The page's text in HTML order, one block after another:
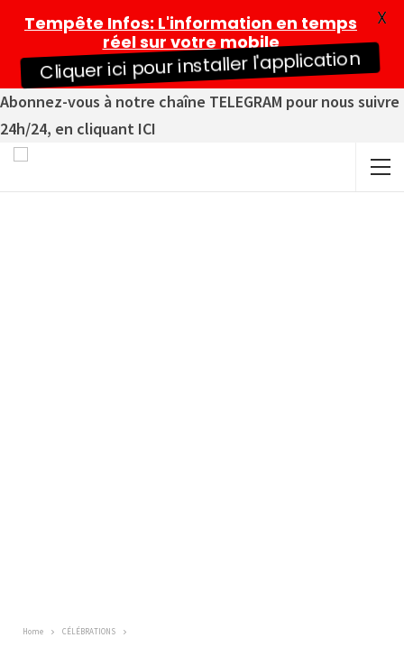
Abonnez-vous à notre chaîne TELEGRAM pour nous suivre
24h/24, en cliquant ICI
Home CÉLÉBRATIONS
Tempête Infos: L'information en temps
réel sur votre mobile
Cliquer ici pour installer l'application
X